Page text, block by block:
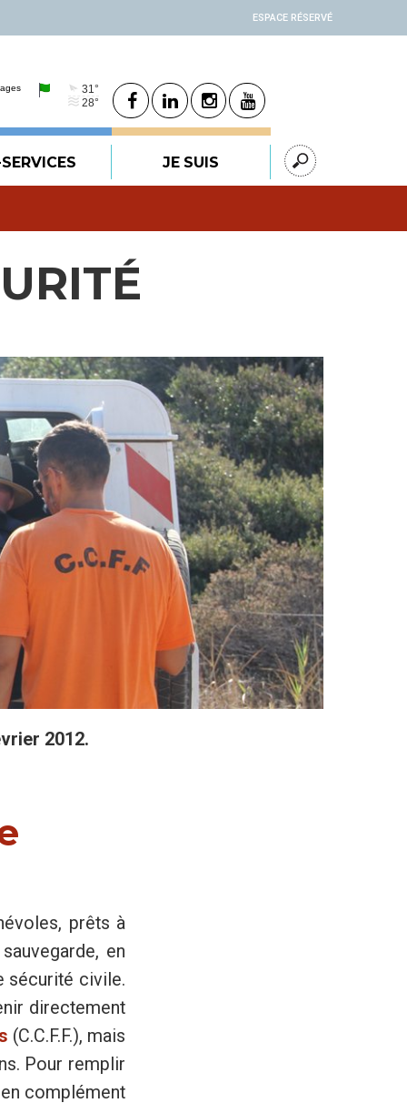
ESPACE RÉSERVÉ
JE SUIS
2012.
prêts à
en
sécurité civile.
directement
(C.C.F.F.), mais
Pour remplir
en complément